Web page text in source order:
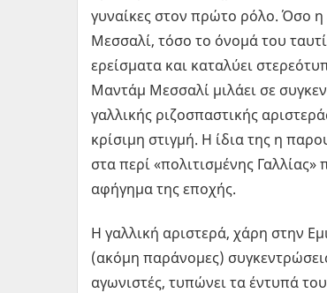
γυναίκες στον πρώτο ρόλο. Όσο η
Μεσσαλί, τόσο το όνομά του
ερείσματα και καταλύει
Μαντάμ Μεσσαλί μιλάει σε
γαλλικής ριζοσπαστικής
κρίσιμη στιγμή. Η ίδια της η
στα περί «πολιτισμένης
αφήγημα της εποχής.
Η γαλλική αριστερά, χάρη στην
(ακόμη παράνομες)
αγωνιστές, τυπώνει τα έντυπά